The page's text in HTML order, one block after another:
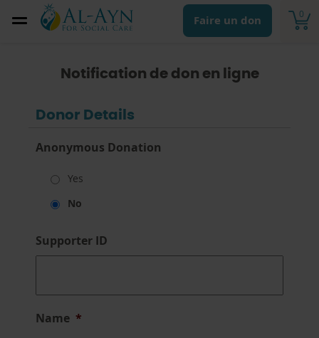
0
Faire un don
Notification de don en ligne
Donor Details
Anonymous Donation
Yes
No
Supporter ID
Name *